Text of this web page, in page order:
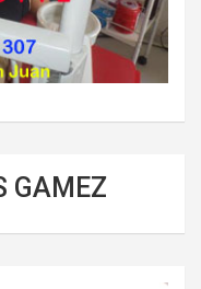
GAMEZ